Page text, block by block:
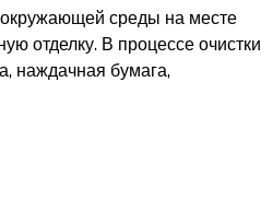
окружающей среды на месте
отделку. В процессе очистки
наждачная бумага,